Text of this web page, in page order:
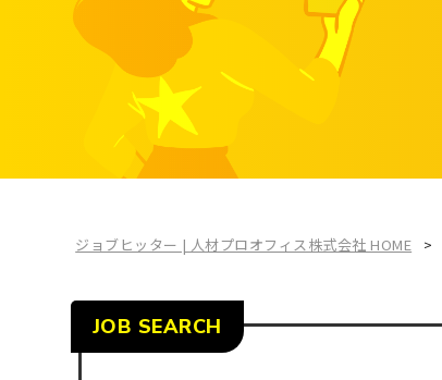
ジョブヒッター | 人材プロオフィス株式会社 HOME
JOB SEARCH